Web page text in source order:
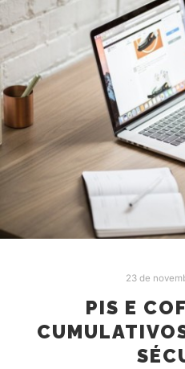
23 de
PIS E